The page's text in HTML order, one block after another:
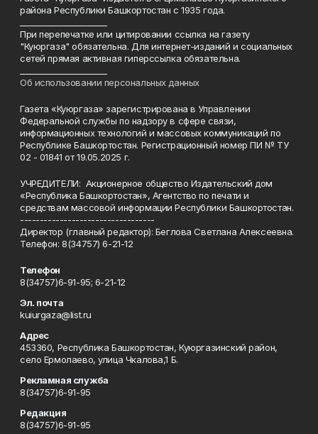
района Республики Башкортостан с 1935 года.
При перепечатке или цитировании ссылка на газету
"Куюргаза" обязательна. Для интернет-изданий и социальных
сетей прямая активная гиперссылка обязательна.
Об использовании персональных данных
Газета «Куюргаза» зарегистрирована в Управлении
Федеральной службы по надзору в сфере связи,
информационных технологий и массовых коммуникаций по
Республике Башкортостан. Регистрационный номер ПИ № ТУ
02 - 01841 от 19.05.2025 г.
УЧРЕДИТЕЛИ: Акционерное общество Издательский дом
«Республика Башкортостан», Агентство по печати и
средствам массовой информации Республики Башкортостан.
----------------------------------
Директор (главный редактор): Беглова Светлана Алексеевна.
Телефон: 8(34757) 6-21-12
Телефон
8(34757)6-91-95; 6-21-12
Эл. почта
kuiurgaza@list.ru
Адрес
453360, Республика Башкортостан, Куюргазинский район,
село Ермолаево, улица Чкалова,1 Б.
Рекламная служба
8(34757)6-91-95
Редакция
8(34757)6-91-95